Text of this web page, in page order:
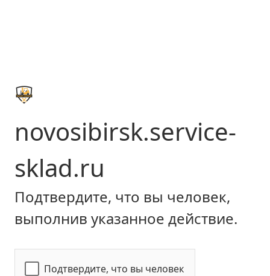
novosibirsk.service-
sklad.ru
Подтвердите, что вы человек,
выполнив указанное действие.
Подтвердите, что вы человек